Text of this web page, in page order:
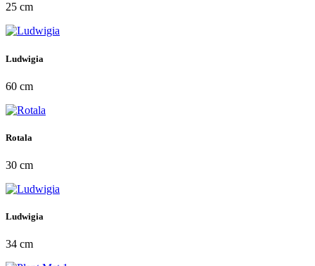
25 cm
Ludwigia
60 cm
Rotala
30 cm
Ludwigia
34 cm